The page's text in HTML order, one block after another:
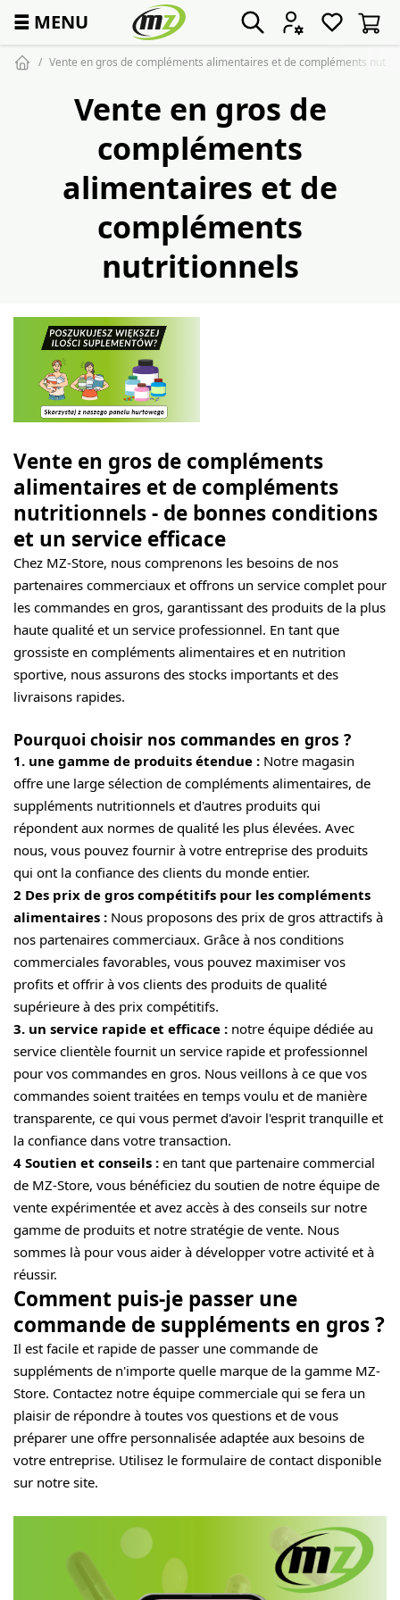
☰ MENU
Vente en gros de compléments alimentaires et de compléments
Vente en gros de
compléments
alimentaires et de
compléments
nutritionnels
Vente en gros de compléments
alimentaires et de compléments
nutritionnels - de bonnes conditions
et un service efficace
Chez MZ-Store, nous comprenons les besoins de nos
partenaires commerciaux et offrons un service complet pour
les commandes en gros, garantissant des produits de la plus
haute qualité et un service professionnel. En tant que
grossiste en compléments alimentaires et en nutrition
sportive, nous assurons des stocks importants et des
livraisons rapides.
Pourquoi choisir nos commandes en gros ?
1. une gamme de produits étendue : Notre magasin
offre une large sélection de compléments alimentaires, de
suppléments nutritionnels et d'autres produits qui
répondent aux normes de qualité les plus élevées. Avec
nous, vous pouvez fournir à votre entreprise des produits
qui ont la confiance des clients du monde entier.
2 Des prix de gros compétitifs pour les compléments
alimentaires : Nous proposons des prix de gros attractifs à
nos partenaires commerciaux. Grâce à nos conditions
commerciales favorables, vous pouvez maximiser vos
profits et offrir à vos clients des produits de qualité
supérieure à des prix compétitifs.
3. un service rapide et efficace : notre équipe dédiée au
service clientèle fournit un service rapide et professionnel
pour vos commandes en gros. Nous veillons à ce que vos
commandes soient traitées en temps voulu et de manière
transparente, ce qui vous permet d'avoir l'esprit tranquille et
la confiance dans votre transaction.
4 Soutien et conseils : en tant que partenaire commercial
de MZ-Store, vous bénéficiez du soutien de notre équipe de
vente expérimentée et avez accès à des conseils sur notre
gamme de produits et notre stratégie de vente. Nous
sommes là pour vous aider à développer votre activité et à
réussir.
Comment puis-je passer une
commande de suppléments en gros ?
Il est facile et rapide de passer une commande de
suppléments de n'importe quelle marque de la gamme MZ-
Store. Contactez notre équipe commerciale qui se fera un
plaisir de répondre à toutes vos questions et de vous
préparer une offre personnalisée adaptée aux besoins de
votre entreprise. Utilisez le formulaire de contact disponible
sur notre site.